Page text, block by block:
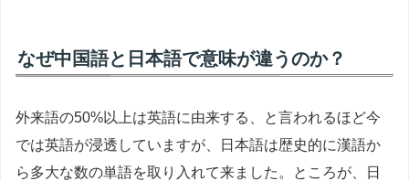
なぜ中国語と日本語で意味が違うのか？
外来語の50%以上は英語に由来する、と言われるほど今
では英語が浸透していますが、日本語は歴史的に漢語か
ら多大な数の単語を取り入れて来ました。ところが、日